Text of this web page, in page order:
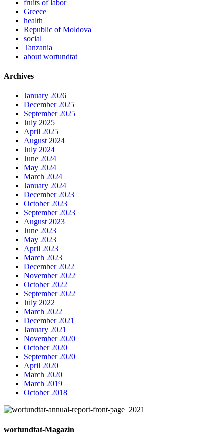
fruits of labor
Greece
health
Republic of Moldova
social
Tanzania
about wortundtat
Archives
January 2026
December 2025
September 2025
July 2025
April 2025
August 2024
July 2024
June 2024
May 2024
March 2024
January 2024
December 2023
October 2023
September 2023
August 2023
June 2023
May 2023
April 2023
March 2023
December 2022
November 2022
October 2022
September 2022
July 2022
March 2022
December 2021
January 2021
November 2020
October 2020
September 2020
April 2020
March 2020
March 2019
October 2018
wortundtat-Magazin